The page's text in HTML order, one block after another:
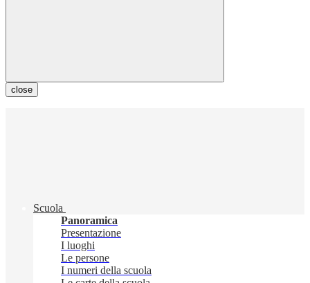
close
Scuola
Panoramica
Presentazione
I luoghi
Le persone
I numeri della scuola